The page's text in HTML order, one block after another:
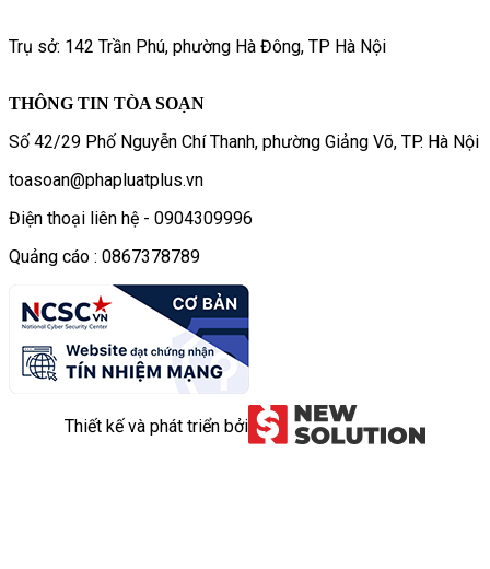
Trụ sở: 142 Trần Phú, phường Hà Đông, TP Hà Nội
THÔNG TIN TÒA SOẠN
Số 42/29 Phố Nguyễn Chí Thanh, phường Giảng Võ, TP. Hà Nội
toasoan@phapluatplus.vn
Điện thoại liên hệ - 0904309996
Quảng cáo : 0867378789
Thiết kế và phát triển bởi